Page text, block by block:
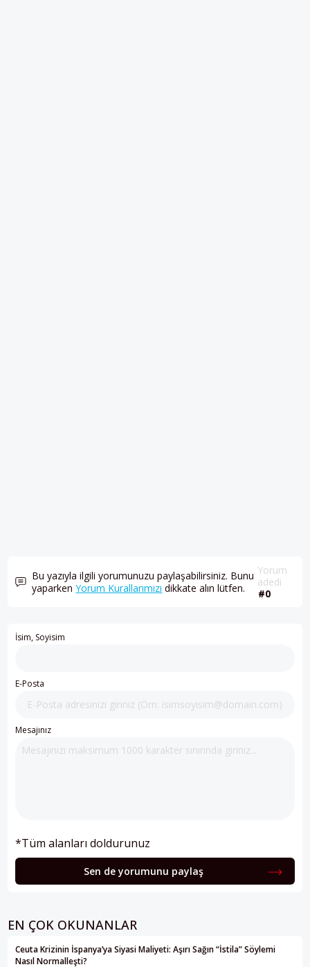
Bu yazıyla ilgili yorumunuzu paylaşabilirsiniz. Bunu
yaparkenYorum Kurallarımızı dikkate alın lütfen.
Yorum
adedi
#0
İsim, Soyisim
E-Posta
Mesajınız
*Tüm alanları doldurunuz
Sen de yorumunu paylaş
EN ÇOK OKUNANLAR
Ceuta Krizinin İspanya’ya Siyasi Maliyeti: Aşırı Sağın “İstila” Söylemi
Nasıl Normalleşti?